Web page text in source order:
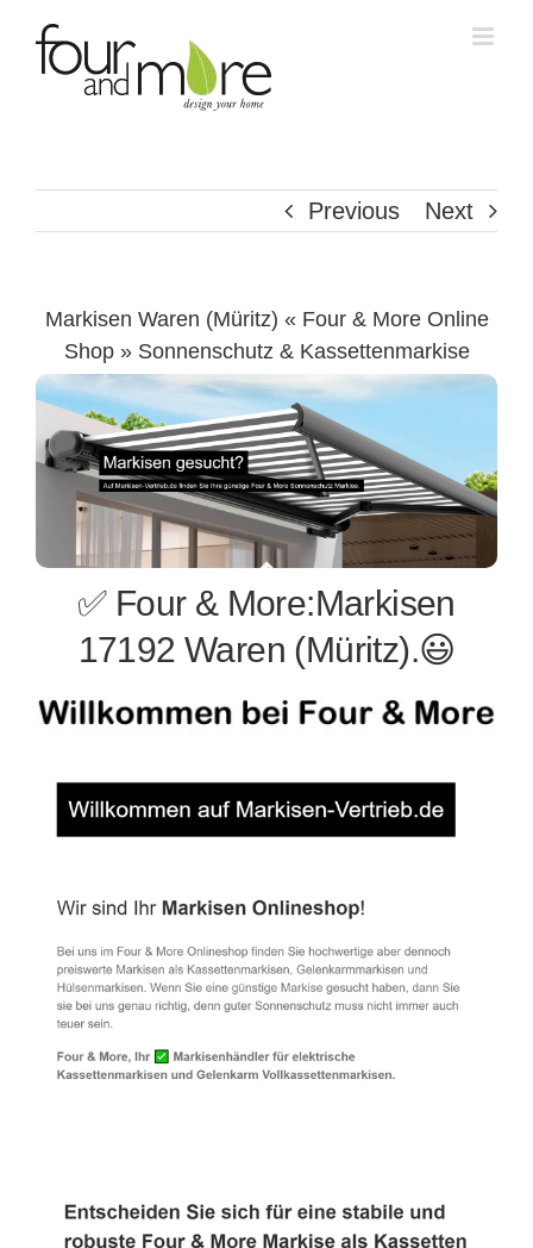
Previous Next
Markisen Waren (Müritz) « Four & More Online
Shop » Sonnenschutz & Kassettenmarkise
✅ Four & More:Markisen
17192 Waren (Müritz).😃